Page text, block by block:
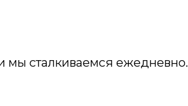
сталкиваемся ежедневно.